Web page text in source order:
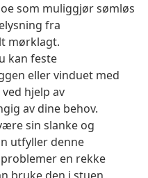
som muliggjør sømløs
fra
mørklagt.
kan feste
eller vinduet med
hjelp av
av dine behov.
sin slanke og
utfyller denne
en rekke